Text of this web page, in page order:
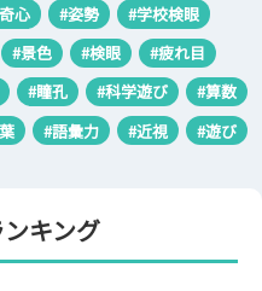
心 #姿勢
#学校検眼
#景色 #検眼
#疲れ目
#瞳孔 #科学遊び
#算数
#語彙力 #近視
#遊び
キング